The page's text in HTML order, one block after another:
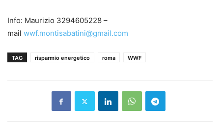
Info: Maurizio 3294605228 –
mail wwf.montisabatini@gmail.com
TAG risparmio energetico roma WWF